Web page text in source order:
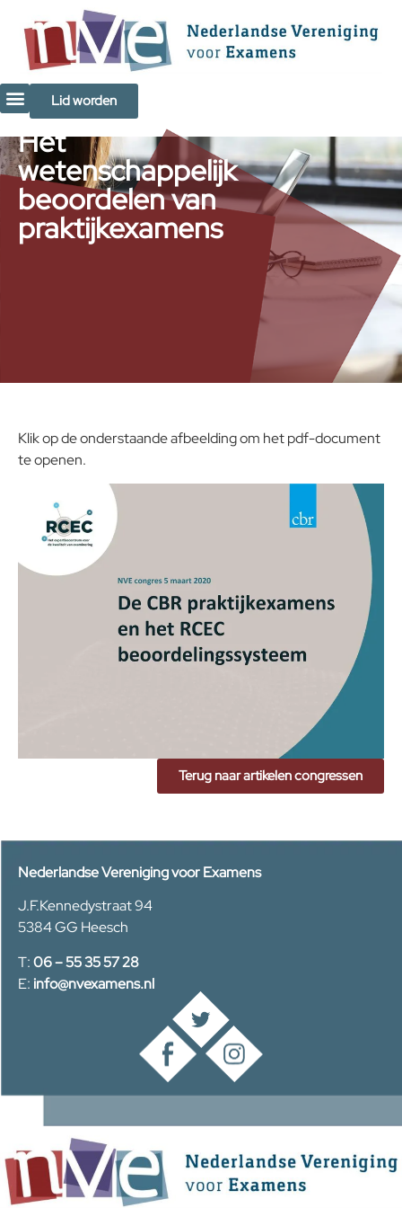
inhoud
Lid worden
Het
wetenschappelijk
beoordelen van
praktijkexamens
Klik op de onderstaande afbeelding om het pdf-document
te openen.
Terug naar artikelen congressen
Nederlandse Vereniging voor Examens
J.F.Kennedystraat 94
5384 GG Heesch
T:06 – 55 35 57 28
E:info@nvexamens.nl